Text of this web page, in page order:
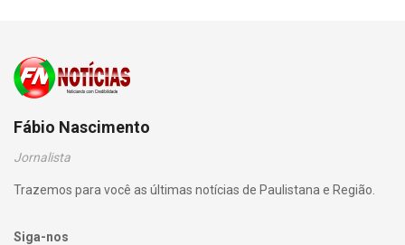
Fábio Nascimento
Jornalista
Trazemos para você as últimas notícias de Paulistana e Região.
Siga-nos